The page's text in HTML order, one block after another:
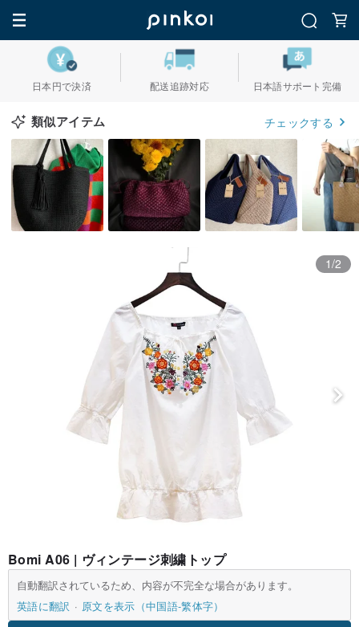
日本円で決済 配送追跡対応 日本語サポート完備
類似アイテム チェックする
1/2
Bomi A06 | ヴィンテージ刺繍トップ
自動翻訳されているため、内容が不完全な場合があります。
英語に翻訳
原文を表示（中国語-繁体字）